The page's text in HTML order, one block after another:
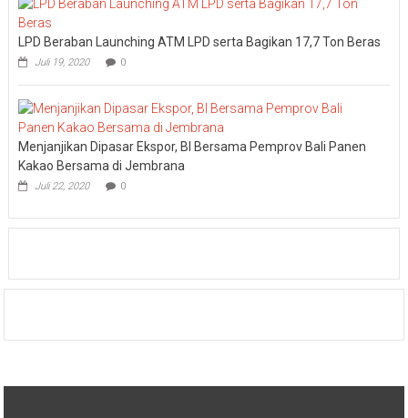
LPD Beraban Launching ATM LPD serta Bagikan 17,7 Ton Beras
Juli 19, 2020 0
Menjanjikan Dipasar Ekspor, BI Bersama Pemprov Bali Panen
Kakao Bersama di Jembrana
Juli 22, 2020 0